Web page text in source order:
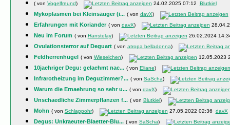
( von Vogelfreund) 24.02.2025 07:12 Blutkiel
Mykoplasmen bei Kleinsäuger (i... ( von davX)
Erfahrungen mit Koriander ( von davX)
Neu im Forum ( von Hanstelay) 26.02.2024
Ovulationsterror auf Deguart ( von atropa belladonna)
Feldherrenhügel ( von Wieselchen) 12.05.2023
10jaehriger Degu: gelaehmt nac... ( von Eliane)
Infrarotheizung im Deguzimmer?... ( von SaScha)
Warum die Ernaehrung so sehr u... ( von davX)
Unschaedliche Zimmerpflanzen f... ( von Blutkiel)
Mohn ( von Schlappohr) 27.05.2022 02:36 davX
Degus: Unkraeuter-Blaetter-Blu... ( von SaScha)